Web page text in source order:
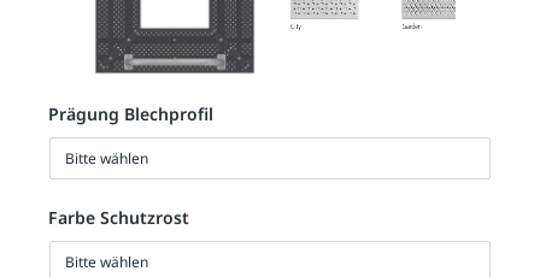
Prägung Blechprofil
Bitte wählen
Farbe Schutzrost
Bitte wählen